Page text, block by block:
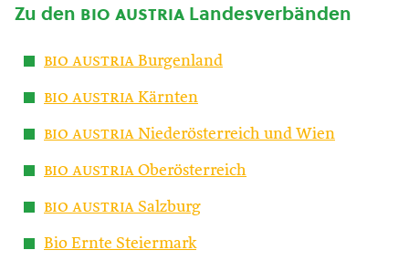
Zu den bio austria Landesverbänden
bio austria Burgenland
bio austria Kärnten
bio austria Niederösterreich und Wien
bio austria Oberösterreich
bio austria Salzburg
Bio Ernte Steiermark